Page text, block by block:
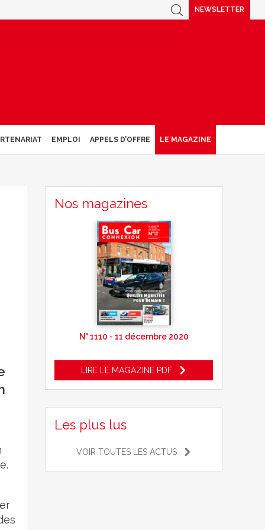
NEWSLETTER
EMPLOI APPELS D’OFFRE LE MAGAZINE
Nos magazines
N° 1110 - 11 décembre 2020
LIRE LE MAGAZINE PDF
Les plus lus
VOIR TOUTES LES ACTUS